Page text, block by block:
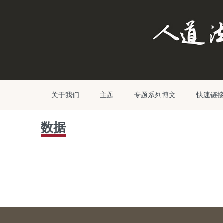
关于我们 主题 专题系列博文 快速链
数据